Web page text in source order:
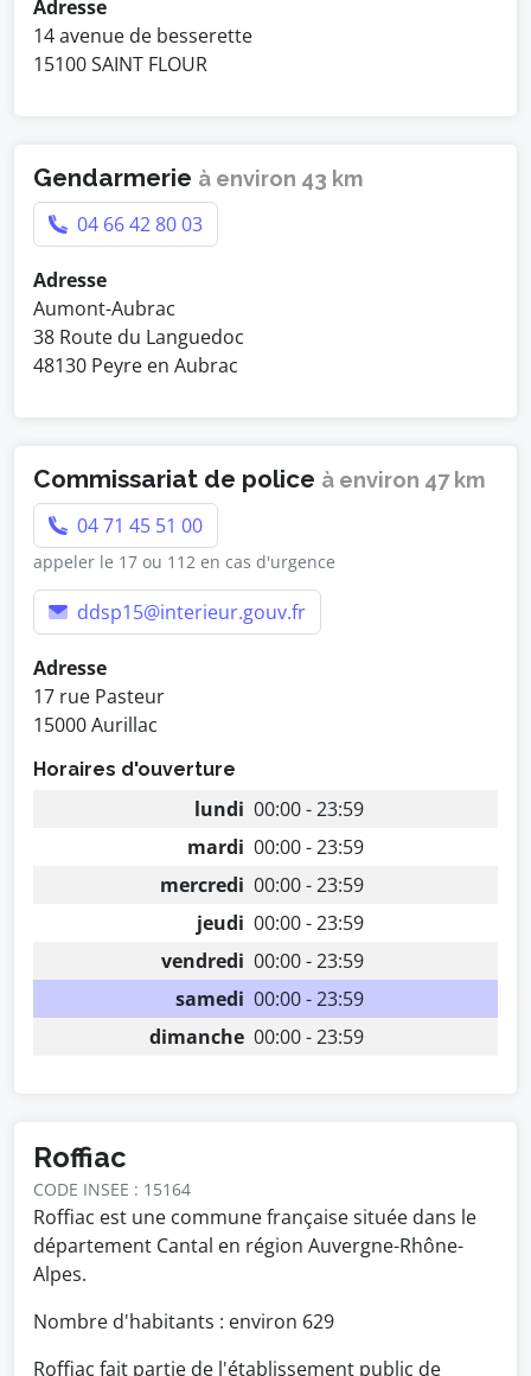
Adresse
14 avenue de besserette
15100 SAINT FLOUR
Gendarmerie à environ 43 km
04 66 42 80 03
Adresse
Aumont-Aubrac
38 Route du Languedoc
48130 Peyre en Aubrac
Commissariat de police à environ 47 km
04 71 45 51 00
appeler le 17 ou 112 en cas d'urgence
ddsp15@interieur.gouv.fr
Adresse
17 rue Pasteur
15000 Aurillac
Horaires d'ouverture
lundi 00:00 - 23:59
mardi 00:00 - 23:59
mercredi 00:00 - 23:59
jeudi 00:00 - 23:59
vendredi 00:00 - 23:59
samedi 00:00 - 23:59
dimanche 00:00 - 23:59
Roffiac
CODE INSEE : 15164
Roffiac est une commune française située dans le
département Cantal en région Auvergne-Rhône-
Alpes.
Nombre d'habitants : environ 629
Roffiac fait partie de l'établissement public de